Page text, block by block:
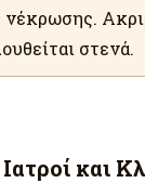
νέκρωσης.
στενά.
και